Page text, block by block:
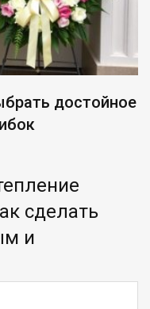
достойное
сделать
и